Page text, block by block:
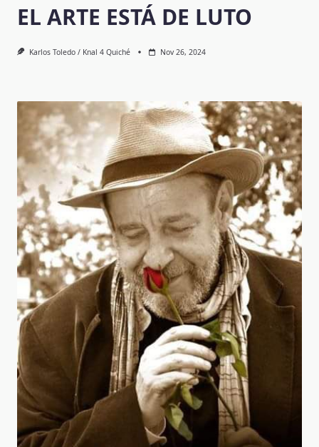
EL ARTE ESTÁ DE LUTO
Karlos Toledo / Knal 4 Quiché Nov 26, 2024